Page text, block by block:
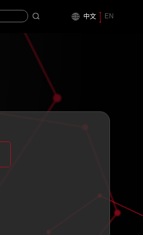
中文 EN
2016
2015
2015
2016
2016
2016